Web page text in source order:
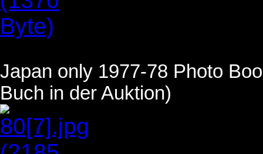
Japan only 1977-78 Photo
Buch in der Auktion)